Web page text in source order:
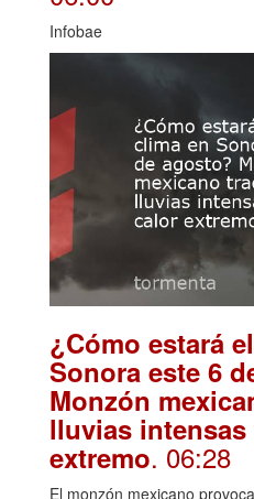
Infobae
¿Cómo estará
Sonora este 6
Monzón
lluvias
extremo. 06:28
El monzón mexicano